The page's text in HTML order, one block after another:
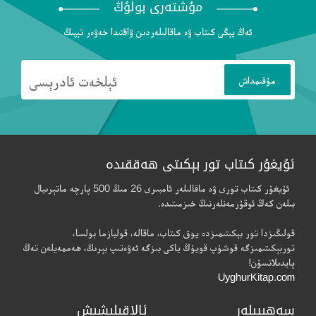
مۇشتەرى بولۇڭ
ئەڭ يېڭى كىتاب ۋە ماقالىلەردىن ۋاقتىدا خەۋەر تېپىڭ
ئۇيغۇر كىتاب تور بېكىتى ھەققىدە
ئۇيغۇر كىتاب تورى ۋە ماقالىلەر ئامبىرى 26 مىڭ 500 پارچە ماتېرىيال
بىلەن كەڭ ئوقۇرمەنلەرنىڭ خىزمىتىدە.
قولىڭىزدا تور بېكىتىمىزدە يوق كىتاب، ماقالە، قوليازما بولسا،
توربېكىتىمىزگە قوشۇپ قويۇڭ ياكى بىزگە ئەۋەتىپ بېرىڭ، ھەممەيلەن تەڭ
پايدىلانسۇن!
UyghurKitap.com
سەھىپىلەر ئالاقىلىشىش